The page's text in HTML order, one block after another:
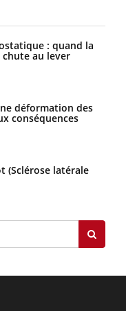
: quand la
au lever
déformation des
conséquences
(Sclérose latérale